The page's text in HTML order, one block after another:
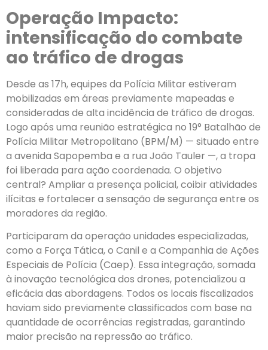
Operação Impacto:
intensificação do combate
ao tráfico de drogas
Desde as 17h, equipes da Polícia Militar estiveram
mobilizadas em áreas previamente mapeadas e
consideradas de alta incidência de tráfico de drogas.
Logo após uma reunião estratégica no 19° Batalhão de
Polícia Militar Metropolitano (BPM/M) — situado entre
a avenida Sapopemba e a rua João Tauler —, a tropa
foi liberada para ação coordenada. O objetivo
central? Ampliar a presença policial, coibir atividades
ilícitas e fortalecer a sensação de segurança entre os
moradores da região.
Participaram da operação unidades especializadas,
como a Força Tática, o Canil e a Companhia de Ações
Especiais de Polícia (Caep). Essa integração, somada
à inovação tecnológica dos drones, potencializou a
eficácia das abordagens. Todos os locais fiscalizados
haviam sido previamente classificados com base na
quantidade de ocorrências registradas, garantindo
maior precisão na repressão ao tráfico.